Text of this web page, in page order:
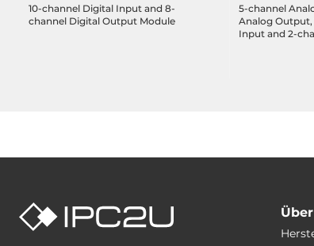
10-channel Digital Input and 8-
channel Digital Output Module
5-channel
Analog
Input and 2-